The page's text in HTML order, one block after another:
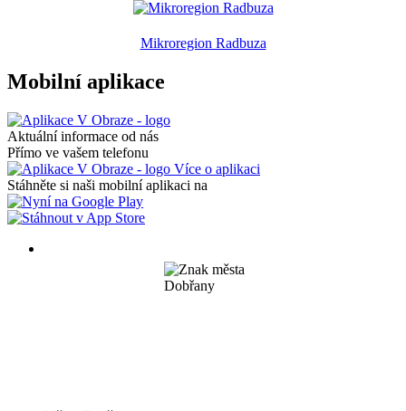
Mikroregion Radbuza
Mobilní aplikace
Aktuální informace od nás
Přímo ve vašem telefonu
Více o aplikaci
Stáhněte si naši mobilní aplikaci na